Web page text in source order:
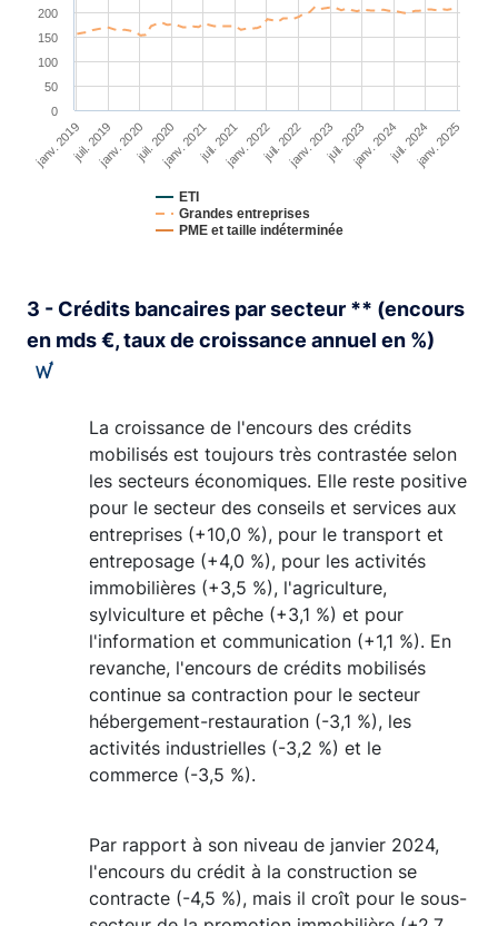
ETI
Grandes entreprises
PME et taille indéterminée
janv. 2019juil. 2019janv. 2020juil. 2020janv. 2021juil. 2021janv. 2022juil. 2022janv. 2023juil. 2023janv. 2024juil. 2024janv. 2025
0
50
100
150
200
3 - Crédits bancaires par secteur ** (encours
en mds €, taux de croissance annuel en %)
La croissance de l'encours des crédits
mobilisés est toujours très contrastée selon
les secteurs économiques. Elle reste positive
pour le secteur des conseils et services aux
entreprises (+10,0 %), pour le transport et
entreposage (+4,0 %), pour les activités
immobilières (+3,5 %), l'agriculture,
sylviculture et pêche (+3,1 %) et pour
l'information et communication (+1,1 %). En
revanche, l'encours de crédits mobilisés
continue sa contraction pour le secteur
hébergement-restauration (-3,1 %), les
activités industrielles (-3,2 %) et le
commerce (-3,5 %).
Par rapport à son niveau de janvier 2024,
l'encours du crédit à la construction se
contracte (-4,5 %), mais il croît pour le sous-